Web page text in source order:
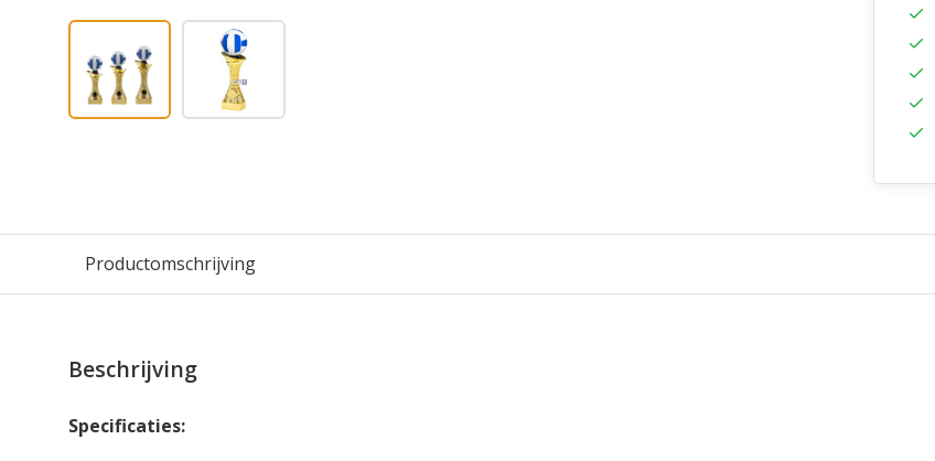
Productomschrijving
Beschrijving
Specificaties: